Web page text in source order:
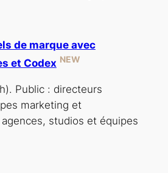
de marque avec
et Codex NEW
Public : directeurs
marketing et
studios et équipes